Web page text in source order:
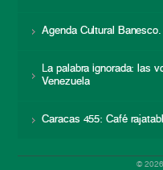
Agenda Cultural
La palabra ignorada: las
Venezuela
Caracas 455: Café
©